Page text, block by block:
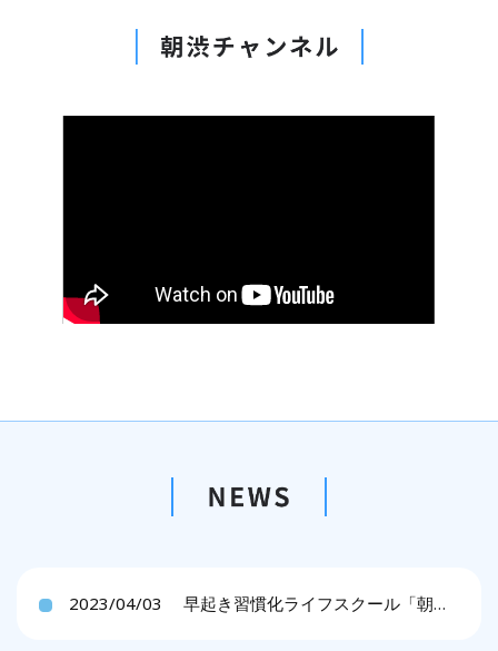
2023/04/03 早起き習慣化ライフスクール「朝渋DOJO」をリリースします。